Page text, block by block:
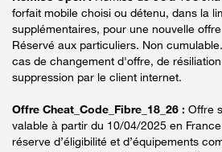
forfait mobile choisi ou détenu, dans la
supplémentaires, pour une nouvelle
Réservé aux particuliers. Non
cas de changement d'offre, de
suppression par le client internet.
Offre Cheat_Code_Fibre_18_26 : Offre
valable à partir du 10/04/2025 en
réserve d’éligibilité et d’équipements